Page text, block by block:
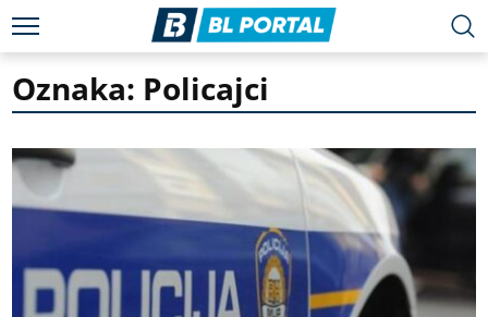
Oznaka: Policajci